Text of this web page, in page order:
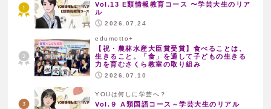
Vol.13 E類情報教育コース 〜学芸大生のリア
ル
2026.07.24
edumotto+
【祝・農林水産大臣賞受賞】食べることは、
生きること。「食」を通して子どもの生きる
力を育むさくら教室の取り組み
2026.07.10
YOUは何しに学芸へ？
Vol.９ A類国語コース～学芸大生のリアル